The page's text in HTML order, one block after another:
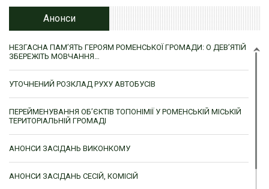
Анонси
НЕЗГАСНА ПАМ’ЯТЬ ГЕРОЯМ РОМЕНСЬКОЇ ГРОМАДИ: О ДЕВ’ЯТІЙ
ЗБЕРЕЖІТЬ МОВЧАННЯ…
УТОЧНЕНИЙ РОЗКЛАД РУХУ АВТОБУСІВ
ПЕРЕЙМЕНУВАННЯ ОБ’ЄКТІВ ТОПОНІМІЇ У РОМЕНСЬКІЙ МІСЬКІЙ
ТЕРИТОРІАЛЬНІЙ ГРОМАДІ
АНОНСИ ЗАСІДАНЬ ВИКОНКОМУ
АНОНСИ ЗАСІДАНЬ СЕСІЙ, КОМІСІЙ